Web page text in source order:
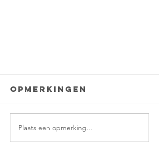
Opmerkingen
Plaats een opmerking...